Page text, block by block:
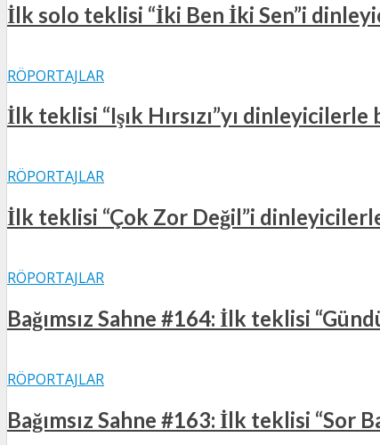
İlk solo teklisi “İki Ben İki Sen”i
RÖPORTAJLAR
İlk teklisi “Işık Hırsızı”yı
RÖPORTAJLAR
İlk teklisi “Çok Zor Değil”i
RÖPORTAJLAR
Bağımsız Sahne #164: İlk teklisi
RÖPORTAJLAR
Bağımsız Sahne #163: İlk teklisi